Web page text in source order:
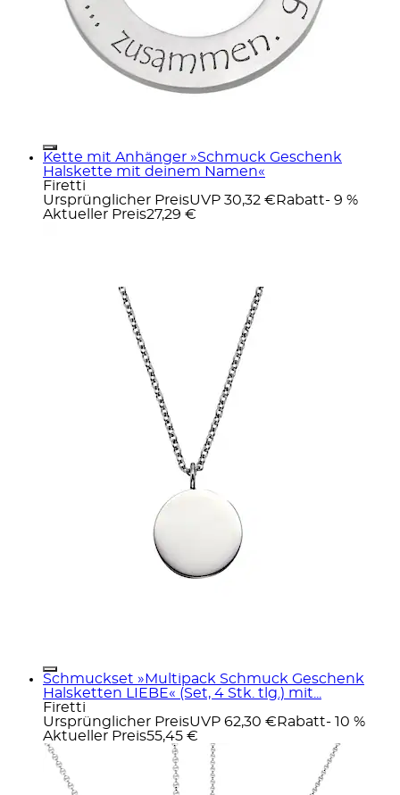
Kette mit Anhänger »Schmuck Geschenk
Halskette mit deinem Namen«
Firetti
Ursprünglicher PreisUVP 30,32 € Rabatt- 9 %
Aktueller Preis27,29 €
Schmuckset »Multipack Schmuck Geschenk
Halsketten LIEBE« (Set, 4 Stk. tlg.) mit...
Firetti
Ursprünglicher PreisUVP 62,30 € Rabatt- 10 %
Aktueller Preis55,45 €